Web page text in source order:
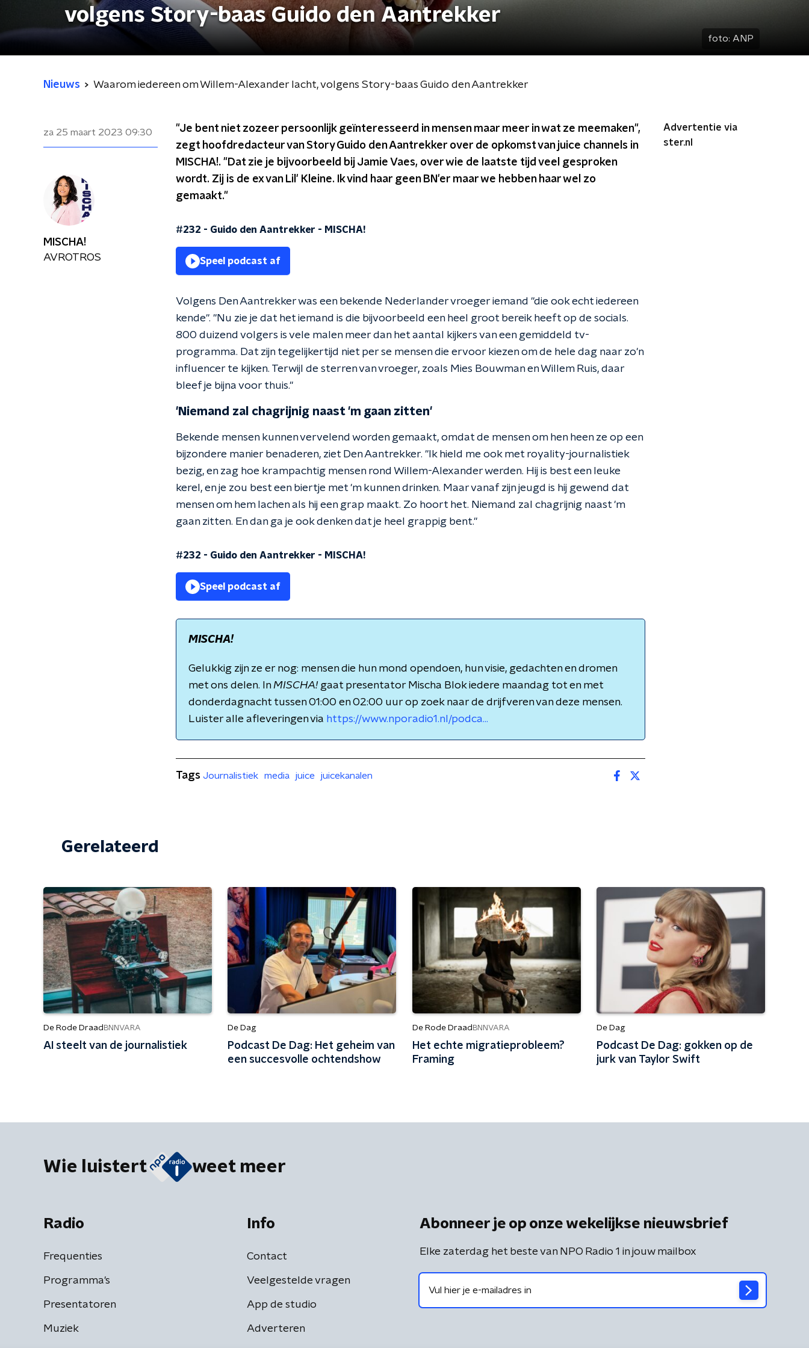
volgens Story-baas Guido den Aantrekker
foto: ANP
Nieuws Waarom iedereen om Willem-Alexander lacht, volgens Story-baas Guido den Aantrekker
za 25 maart 2023 09:30
"Je bent niet zozeer persoonlijk geïnteresseerd in mensen maar meer in wat ze meemaken",
zegt hoofdredacteur van Story Guido den Aantrekker over de opkomst van juice channels in
MISCHA!. "Dat zie je bijvoorbeeld bij Jamie Vaes, over wie de laatste tijd veel gesproken
wordt. Zij is de ex van Lil' Kleine. Ik vind haar geen BN'er maar we hebben haar wel zo
gemaakt."
#232 - Guido den Aantrekker - MISCHA!
Speel podcast af
Volgens Den Aantrekker was een bekende Nederlander vroeger iemand "die ook echt iedereen
kende". "Nu zie je dat het iemand is die bijvoorbeeld een heel groot bereik heeft op de socials.
800 duizend volgers is vele malen meer dan het aantal kijkers van een gemiddeld tv-
programma. Dat zijn tegelijkertijd niet per se mensen die ervoor kiezen om de hele dag naar zo'n
influencer te kijken. Terwijl de sterren van vroeger, zoals Mies Bouwman en Willem Ruis, daar
bleef je bijna voor thuis."
'Niemand zal chagrijnig naast 'm gaan zitten'
Bekende mensen kunnen vervelend worden gemaakt, omdat de mensen om hen heen ze op een
bijzondere manier benaderen, ziet Den Aantrekker. "Ik hield me ook met royality-journalistiek
bezig, en zag hoe krampachtig mensen rond Willem-Alexander werden. Hij is best een leuke
kerel, en je zou best een biertje met 'm kunnen drinken. Maar vanaf zijn jeugd is hij gewend dat
mensen om hem lachen als hij een grap maakt. Zo hoort het. Niemand zal chagrijnig naast 'm
gaan zitten. En dan ga je ook denken dat je heel grappig bent."
#232 - Guido den Aantrekker - MISCHA!
Speel podcast af
MISCHA!
Gelukkig zijn ze er nog: mensen die hun mond opendoen, hun visie, gedachten en dromen
met ons delen. InMISCHA!gaat presentator Mischa Blok iedere maandag tot en met
donderdagnacht tussen 01:00 en 02:00 uur op zoek naar de drijfveren van deze mensen.
Luister alle afleveringen via https://www.nporadio1.nl/podca...
Advertentie via
ster.nl
MISCHA!
AVROTROS
Tags Journalistiek media juice juicekanalen
Gerelateerd
De Rode Draad BNNVARA
AI steelt van de journalistiek
De Dag
Podcast De Dag: Het geheim van
een succesvolle ochtendshow
De Rode Draad BNNVARA
Het echte migratieprobleem?
Framing
De Dag
Podcast De Dag: gokken op de
jurk van Taylor Swift
Wie luistert weet meer
Radio
Frequenties
Programma's
Presentatoren
Muziek
Info
Contact
Veelgestelde vragen
App de studio
Adverteren
Abonneer je op onze wekelijkse nieuwsbrief
Elke zaterdag het beste van NPO Radio 1 in jouw mailbox